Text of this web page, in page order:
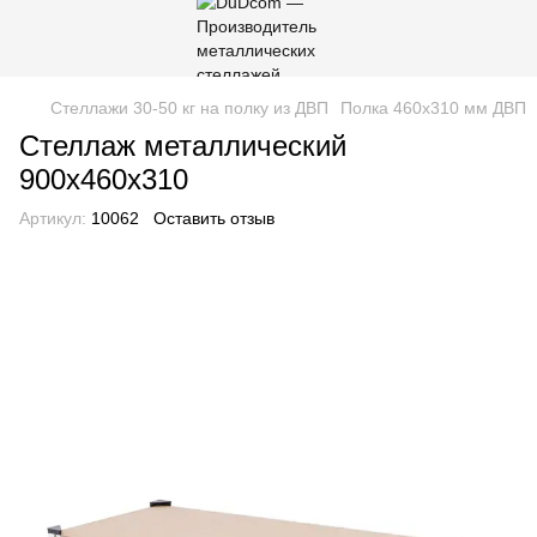
Стеллажи 30-50 кг на полку из ДВП Полка 460х310 мм ДВП
Стеллаж металлический
900х460х310
Артикул: 10062 Оставить отзыв